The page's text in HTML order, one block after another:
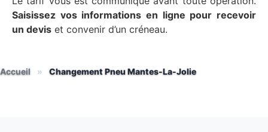
Saisissez vos informations en ligne pour recevoir
un devis et convenir d’un créneau.
Accueil » Changement Pneu Mantes-La-Jolie